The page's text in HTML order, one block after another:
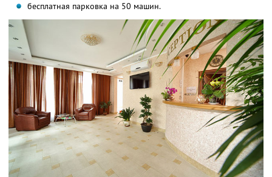
бесплатная парковка на 50 машин.